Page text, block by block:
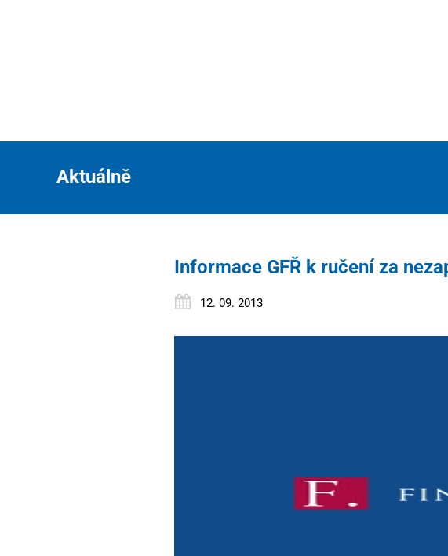
Aktuálně
Informace GFŘ k ručení za
12. 09. 2013